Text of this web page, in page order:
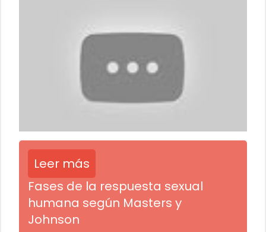
Leer más
Fases de la respuesta sexual
humana según Masters y
Johnson